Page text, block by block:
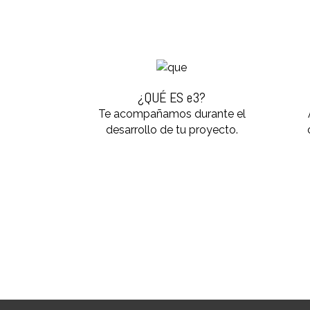
¿QUÉ ES e3?
Te acompañamos durante el
desarrollo de tu proyecto.